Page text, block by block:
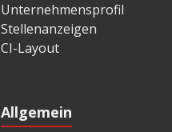
Unternehmensprofil
Stellenanzeigen
CI-Layout
Allgemein